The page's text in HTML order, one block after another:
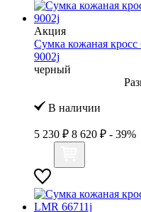
Акция
Сумка кожаная кросс
9002j
черный
В наличии
5 230 ₽ 8 620 ₽ - 39%